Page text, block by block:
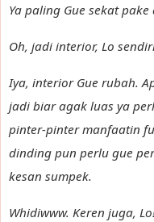
Ya paling Gue sekat
Oh, jadi interior, Lo
Iya, interior Gue rubah.
jadi biar agak luas ya
pinter-pinter manfaatin
dinding pun perlu gue
kesan sumpek.
Whidiwww. Keren juga,